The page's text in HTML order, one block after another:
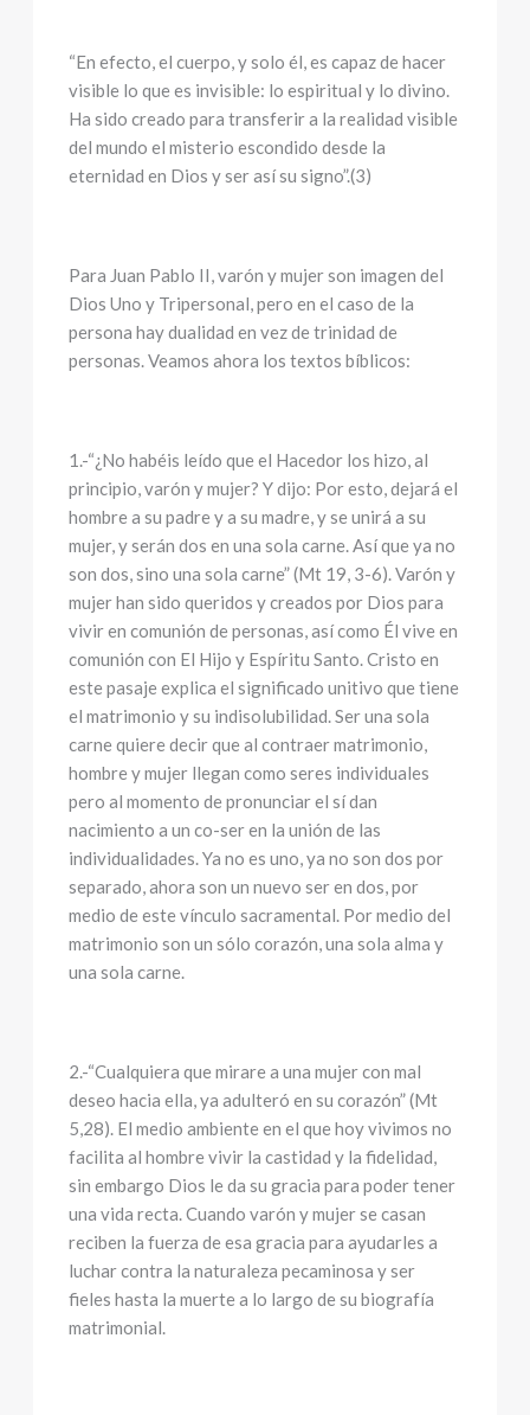
“En efecto, el cuerpo, y solo él, es capaz de hacer
visible lo que es invisible: lo espiritual y lo divino.
Ha sido creado para transferir a la realidad visible
del mundo el misterio escondido desde la
eternidad en Dios y ser así su signo”.(3)
Para Juan Pablo II, varón y mujer son imagen del
Dios Uno y Tripersonal, pero en el caso de la
persona hay dualidad en vez de trinidad de
personas. Veamos ahora los textos bíblicos:
1.-“¿No habéis leído que el Hacedor los hizo, al
principio, varón y mujer? Y dijo: Por esto, dejará el
hombre a su padre y a su madre, y se unirá a su
mujer, y serán dos en una sola carne. Así que ya no
son dos, sino una sola carne” (Mt 19, 3-6). Varón y
mujer han sido queridos y creados por Dios para
vivir en comunión de personas, así como Él vive en
comunión con El Hijo y Espíritu Santo. Cristo en
este pasaje explica el significado unitivo que tiene
el matrimonio y su indisolubilidad. Ser una sola
carne quiere decir que al contraer matrimonio,
hombre y mujer llegan como seres individuales
pero al momento de pronunciar el sí dan
nacimiento a un co-ser en la unión de las
individualidades. Ya no es uno, ya no son dos por
separado, ahora son un nuevo ser en dos, por
medio de este vínculo sacramental. Por medio del
matrimonio son un sólo corazón, una sola alma y
una sola carne.
2.-“Cualquiera que mirare a una mujer con mal
deseo hacia ella, ya adulteró en su corazón” (Mt
5,28). El medio ambiente en el que hoy vivimos no
facilita al hombre vivir la castidad y la fidelidad,
sin embargo Dios le da su gracia para poder tener
una vida recta. Cuando varón y mujer se casan
reciben la fuerza de esa gracia para ayudarles a
luchar contra la naturaleza pecaminosa y ser
fieles hasta la muerte a lo largo de su biografía
matrimonial.